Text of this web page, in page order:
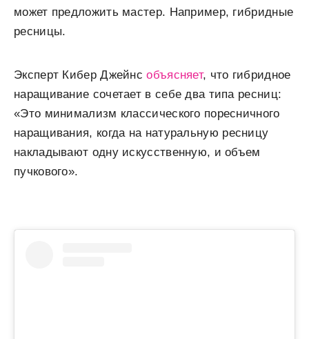
может предложить мастер. Например, гибридные
ресницы.
Эксперт Кибер Джейнсобъясняет, что гибридное
наращивание сочетает в себе два типа ресниц:
«Это минимализм классического поресничного
наращивания, когда на натуральную ресницу
накладывают одну искусственную, и объем
пучкового».